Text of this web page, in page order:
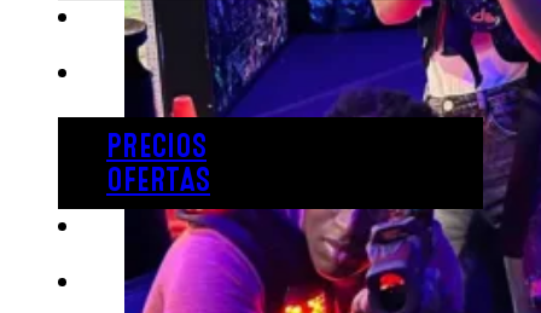
REVL
PRECIOS
PRECIOS
OFERTAS
COMPRAR ENTRADAS
TARJETAS DE REGALO